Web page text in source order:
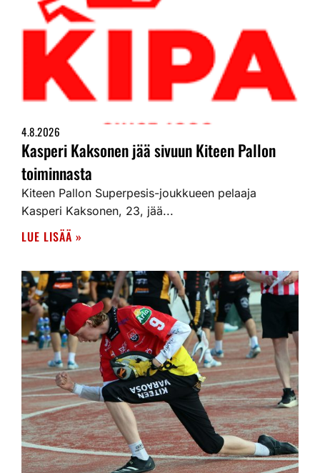
4.8.2026
Kasperi Kaksonen jää sivuun Kiteen Pallon
toiminnasta
Kiteen Pallon Superpesis-joukkueen pelaaja
Kasperi Kaksonen, 23, jää...
LUE LISÄÄ »